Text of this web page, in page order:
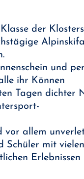
der
und
ihr Können
Tagen dichter
vor allem
Schüler mit vielen
Erlebnissen